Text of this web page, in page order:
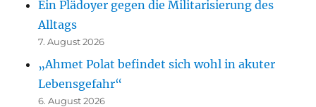
Ein Plädoyer gegen die Militarisierung des
Alltags
7. August 2026
„Ahmet Polat befindet sich wohl in akuter
Lebensgefahr“
6. August 2026